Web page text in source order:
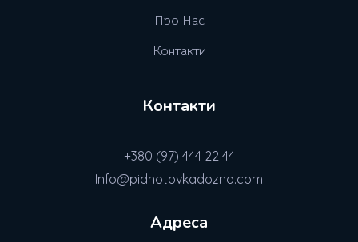
Про Нас
Контакти
Контакти
+380 (97) 444 22 44
Info@pidhotovkadozno.com
Адреса